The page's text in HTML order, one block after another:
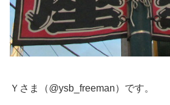
Ｙさま（@ysb_freeman）です。